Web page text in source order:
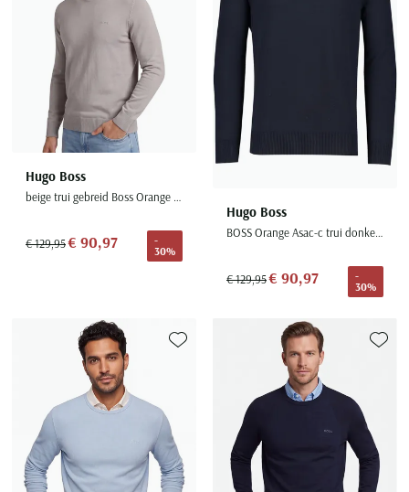
Hugo Boss
beige trui gebreid Boss Orange Asac-C normale fit
€ 129,95€ 90,97
-
30%
Hugo Boss
BOSS Orange Asac-c trui donkerblauw effen katoen
€ 129,95€ 90,97
-
30%
Toevoegen aan favorieten